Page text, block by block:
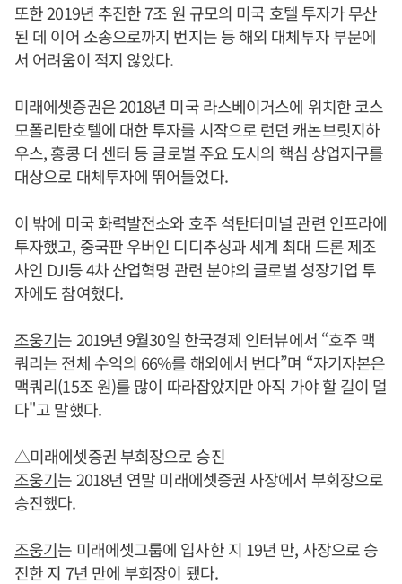
또한 2019년 추진한 7조 원 규모의 미국 호텔 투자가 무산
된 데 이어 소송으로까지 번지는 등 해외 대체투자 부문에
서 어려움이 적지 않았다.
미래에셋증권은 2018년 미국 라스베이거스에 위치한 코스
모폴리탄호텔에 대한 투자를 시작으로 런던 캐논브릿지하
우스, 홍콩 더 센터 등 글로벌 주요 도시의 핵심 상업지구를
대상으로 대체투자에 뛰어들었다.
이 밖에 미국 화력발전소와 호주 석탄터미널 관련 인프라에
투자했고, 중국판 우버인 디디추싱과 세계 최대 드론 제조
사인 DJI등 4차 산업혁명 관련 분야의 글로벌 성장기업 투
자에도 참여했다.
조웅기는 2019년 9월30일 한국경제 인터뷰에서 “호주 맥
쿼리는 전체 수익의 66%를 해외에서 번다”며 “자기자본은
맥쿼리(15조 원)를 많이 따라잡았지만 아직 가야 할 길이 멀
다"고 말했다.
△미래에셋증권 부회장으로 승진
조웅기는 2018년 연말 미래에셋증권 사장에서 부회장으로
승진했다.
조웅기는 미래에셋그룹에 입사한 지 19년 만, 사장으로 승
진한 지 7년 만에 부회장이 됐다.